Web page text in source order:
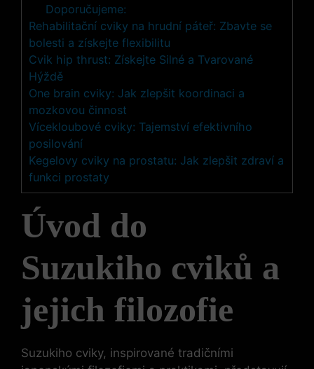
Doporučujeme:
Rehabilitační cviky na hrudní páteř: Zbavte se
bolesti a získejte flexibilitu
Cvik hip thrust: Získejte Silné a Tvarované
Hýždě
One brain cviky: Jak zlepšit koordinaci a
mozkovou činnost
Vícekloubové cviky: Tajemství efektivního
posilování
Kegelovy cviky na prostatu: Jak zlepšit zdraví a
funkci prostaty
Úvod do
Suzukiho cviků a⁤
jejich filozofie
Suzukiho cviky, inspirované tradičními